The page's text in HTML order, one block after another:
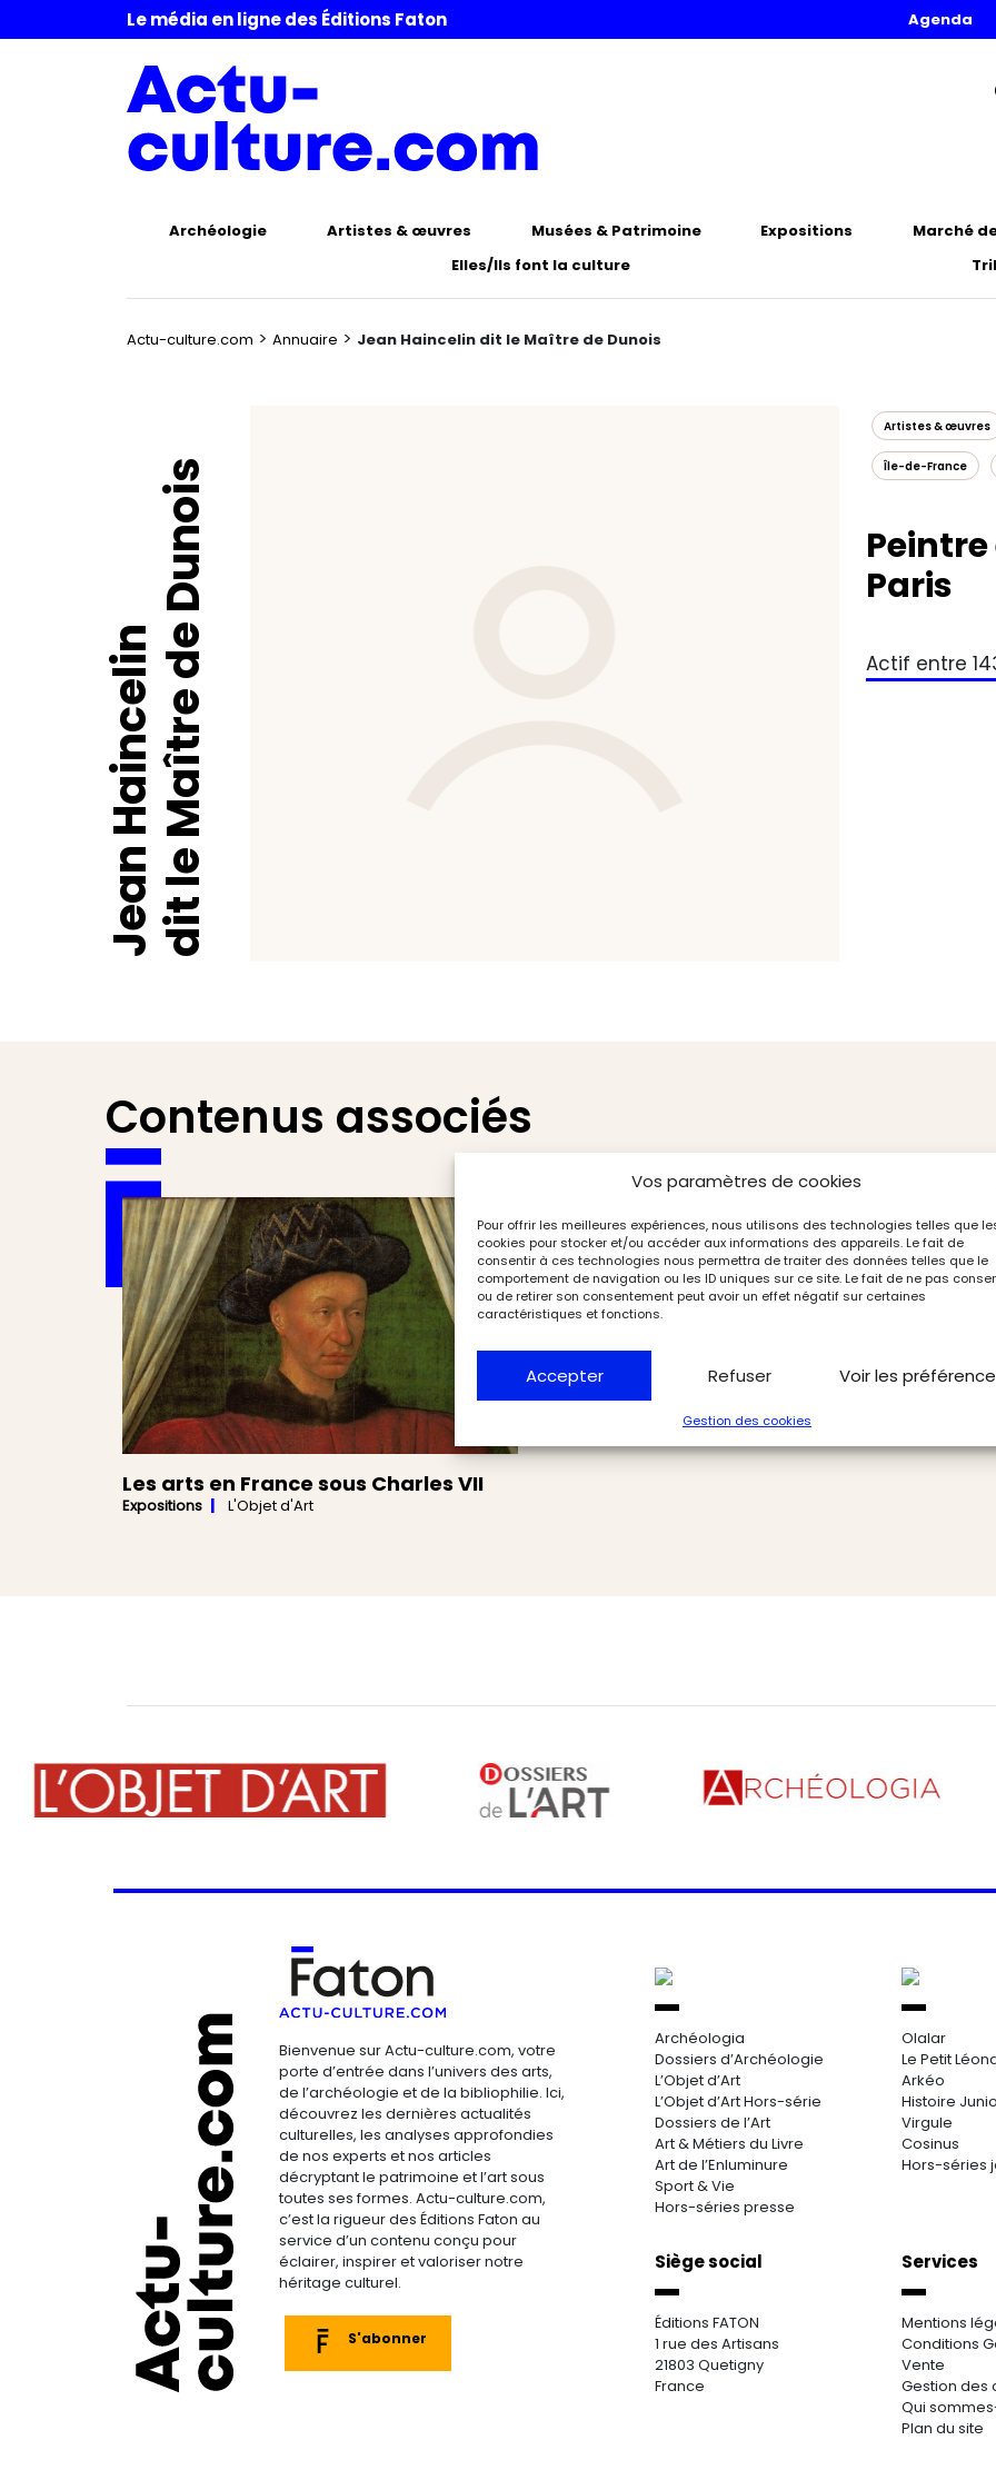
Vos paramètres de cookies
Pour offrir les meilleures expériences, nous utilisons des technologies telles que
cookies pour stocker et/ou accéder aux informations des appareils. Le fait de
consentir à ces technologies nous permettra de traiter des données telles que le
comportement de navigation ou les ID uniques sur ce site. Le fait de ne pas
ou de retirer son consentement peut avoir un effet négatif sur certaines
caractéristiques et fonctions.
Accepter Refuser Voir les
Gestion des cookies
Le média en ligne des Éditions Faton Agenda
Archéologie Artistes & œuvres Musées & Patrimoine Expositions Marché
Elles/Ils font la culture
Actu-culture.com > Annuaire > Jean Haincelin dit le Maître de Dunois
Jean Haincelindit le Maître de Dunois
Artistes & œuvres
Île-de-France
Paris
Actif entre
Contenus associés
Les arts en France sous Charles VII
Expositions L'Objet d'Art
Bienvenue sur Actu-culture.com, votre
porte d’entrée dans l’univers des arts,
de l’archéologie et de la bibliophilie. Ici,
découvrez les dernières actualités
culturelles, les analyses approfondies
de nos experts et nos articles
décryptant le patrimoine et l’art sous
toutes ses formes. Actu-culture.com,
c’est la rigueur des Éditions Faton au
service d’un contenu conçu pour
éclairer, inspirer et valoriser notre
héritage culturel.
S'abonner
Archéologia
Dossiers d’Archéologie
L’Objet d’Art
L’Objet d’Art Hors-série
Dossiers de l’Art
Art & Métiers du Livre
Art de l’Enluminure
Sport & Vie
Hors-séries presse
Olalar
Le Petit
Arkéo
Histoire
Virgule
Cosinus
Hors-séries
Siège social
Éditions FATON
1 rue des Artisans
21803 Quetigny
France
Services
Mentions
Conditions
Vente
Gestion des
Qui
Plan du site